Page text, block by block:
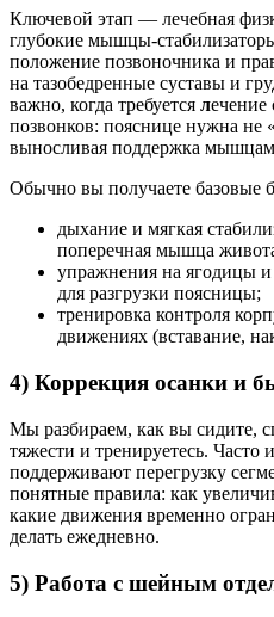
Ключевой этап — лечебная
глубокие мышцы-
положение позвоночника и
на тазобедренные суставы и
важно, когда требуется л
позвонков: пояснице нужна не
выносливая поддержка
Обычно вы получаете базовые
дыхание и мягкая
поперечная мышца
упражнения на ягодицы
для разгрузки поясницы;
тренировка контроля
движениях (вставание,
4) Коррекция осанки и
Мы разбираем, как вы сидите,
тяжести и тренируетесь.
поддерживают перегрузку
понятные правила: как
какие движения временно
делать ежедневно.
5) Работа с шейным